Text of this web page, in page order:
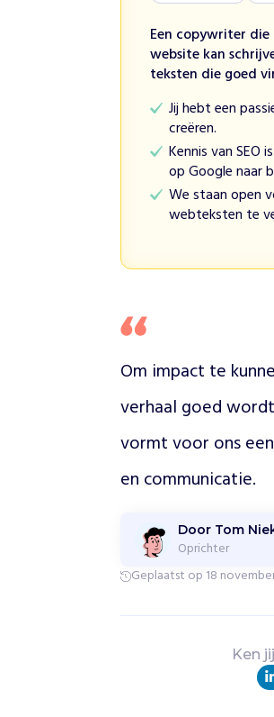
r
p
u
t
n
p
o
e
Een copywriter die
website kan
teksten die goed
Jij hebt een
creëren.
Kennis van
op Google naar
We staan open
webteksten te
Om impact te
verhaal goed
vormt voor ons
en communicatie.
Door Tom
Oprichter
Geplaatst op 18
Ken